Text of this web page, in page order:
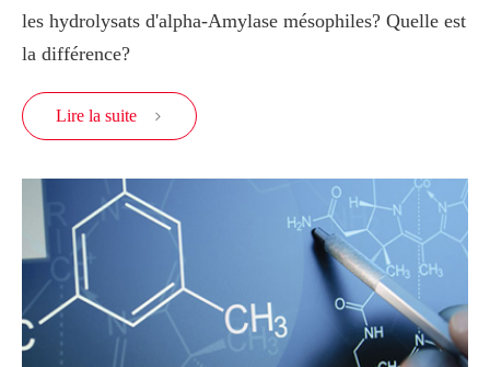
les hydrolysats d'alpha-Amylase mésophiles? Quelle est
la différence?
Lire la suite 